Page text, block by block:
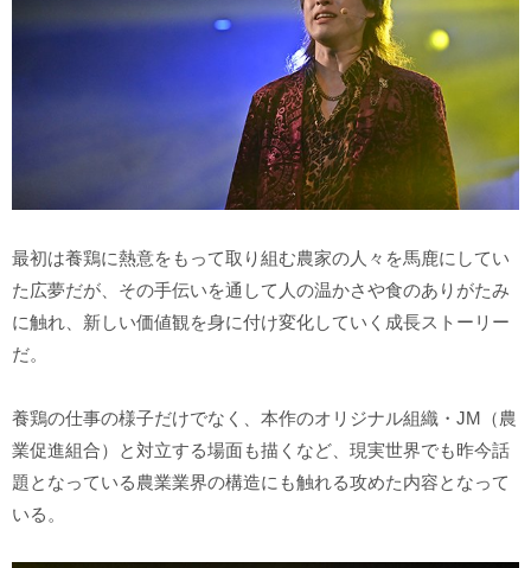
最初は養鶏に熱意をもって取り組む農家の人々を馬鹿にしてい
た広夢だが、その手伝いを通して人の温かさや食のありがたみ
に触れ、新しい価値観を身に付け変化していく成長ストーリー
だ。
養鶏の仕事の様子だけでなく、本作のオリジナル組織・JM（農
業促進組合）と対立する場面も描くなど、現実世界でも昨今話
題となっている農業業界の構造にも触れる攻めた内容となって
いる。